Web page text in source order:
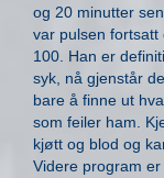
og 20 minutter
var pulsen fortsatt
100. Han er
syk, nå gjenstår
bare å finne ut hva
som feiler ham.
kjøtt og blod og
Videre program